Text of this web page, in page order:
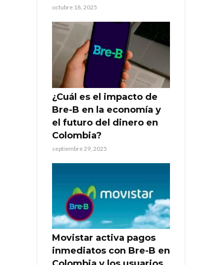
octubre 18, 2025
¿Cuál es el impacto de
Bre-B en la economía y
el futuro del dinero en
Colombia?
septiembre 29, 2025
Movistar activa pagos
inmediatos con Bre-B en